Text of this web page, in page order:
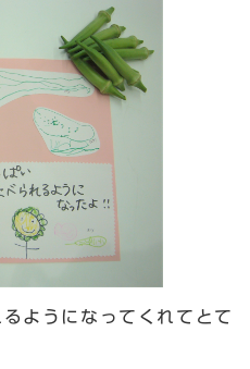
ようになってくれてとて